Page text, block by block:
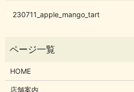
230711_apple_mango_tart
HOME
店舗案内